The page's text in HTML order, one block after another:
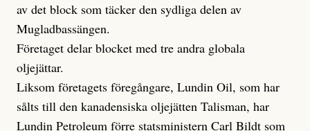
av det block som täcker den sydliga delen av
Mugladbassängen.
Företaget delar blocket med tre andra globala
oljejättar.
Liksom företagets föregångare, Lundin Oil, som har
sålts till den kanadensiska oljejätten Talisman, har
Lundin Petroleum förre statsministern Carl Bildt som